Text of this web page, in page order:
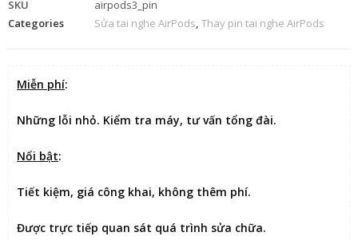
SKU
airpods3_pin
Categories
Sửa tai nghe AirPods, Thay pin tai nghe AirPods
Miễn phí:
Những lỗi nhỏ. Kiểm tra máy, tư vấn tổng đài.
Nổi bật:
Tiết kiệm, giá công khai, không thêm phí.
Được trực tiếp quan sát quá trình sửa chữa.